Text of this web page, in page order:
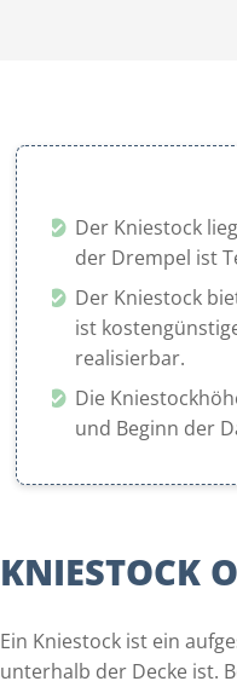
Der Kniestock
der Drempel ist
Der Kniestock
ist
realisierbar.
Die
und Beginn der
KNIESTOCK
Ein Kniestock ist ein
unterhalb der Decke ist.